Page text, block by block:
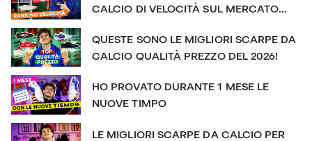
CALCIO DI VELOCITÀ SUL MERCATO
QUESTE SONO LE MIGLIORI SCARPE DA
CALCIO QUALITÀ PREZZO DEL 2026!
HO PROVATO DURANTE 1 MESE LE
NUOVE TIMPO
LE MIGLIORI SCARPE DA CALCIO PER